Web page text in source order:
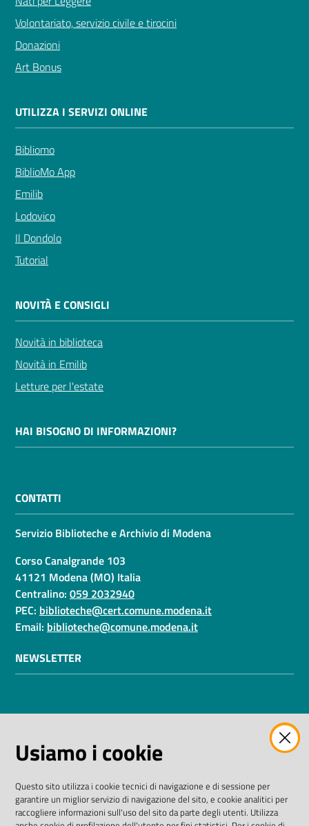
Volontariato, servizio civile e tirocini
Donazioni
Art Bonus
UTILIZZA I SERVIZI ONLINE
Bibliomo
BiblioMo App
Emilib
Lodovico
Il Dondolo
Tutorial
NOVITÀ E CONSIGLI
Novità in biblioteca
Novità in Emilib
Letture per l'estate
HAI BISOGNO DI INFORMAZIONI?
CONTATTI
Servizio Biblioteche e Archivio di Modena
Corso Canalgrande 103
41121 Modena (MO) Italia
Centralino: 059 2032940
PEC: biblioteche@cert.comune.modena.it
Email: biblioteche@comune.modena.it
NEWSLETTER
I dati personali pubblicati sono riutilizzabili solo alle
2003/98/CE e dal D. Lgs. n. 36/2006
SEGUICI SU
Usiamo i cookie
Questo sito utilizza i cookie tecnici di navigazione e di sessione per
garantire un miglior servizio di navigazione del sito, e cookie analitici per
raccogliere informazioni sull'uso del sito da parte degli utenti. Utilizza